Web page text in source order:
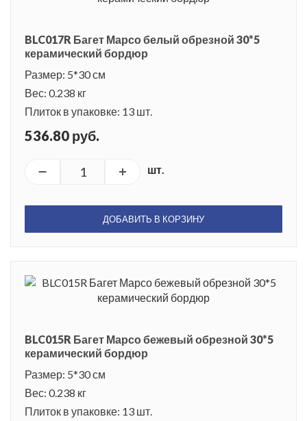
BLC017R Багет Марсо белый обрезной 30*5
керамический бордюр
Размер: 5*30 см
Вес: 0.238 кг
Плиток в упаковке: 13 шт.
536.80 руб.
шт.
ДОБАВИТЬ В КОРЗИНУ
BLC015R Багет Марсо бежевый обрезной 30*5
керамический бордюр
Размер: 5*30 см
Вес: 0.238 кг
Плиток в упаковке: 13 шт.